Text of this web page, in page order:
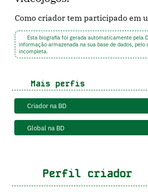
Como criador tem participado em
Esta biografia foi gerada automaticamente pela
informação armazenada na sua base de dados, pelo
incompleta.
Mais perfis
Criador na BD
Global na BD
Perfil criador